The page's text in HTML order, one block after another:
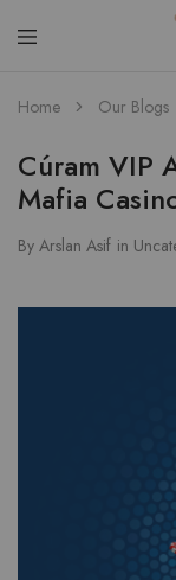
Children
Toys
Home Our Blogs
Cúram VIP
Mafia
By Arslan Asif in